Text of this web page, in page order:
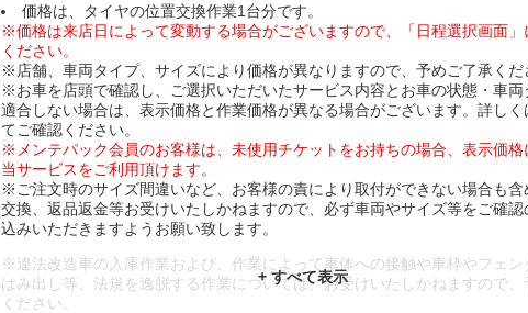
価格は、タイヤの位置交換作業1台分です。
※価格は来店日によって変動する場合がございますので、「日程選択画面」
ください。
※店舗、車両タイプ、サイズにより価格が異なりますので、予めご了承くだ
※お車を店頭で確認し、ご選択いただいたサービス内容とお車の状態・車両
適合しない場合は、表示価格と作業価格が異なる場合がございます。詳しく
てご確認ください。
※メンテパック会員のお客様は、未使用チケットをお持ちの場合、表示価格
当サービスをご利用頂けます。
※ご注文時のサイズ間違いなど、お客様の責により取付ができない場合も含
交換、返品返金等お受けいたしかねますので、必ず車両やサイズ等をご確認
込みいただきますようお願い致します。
※違法改造車の入庫作業および、作業によって車体への接触や車枠やフェン
はみ出し等、法規を逸脱する作業については、お受けいたしかねますので、
ください。